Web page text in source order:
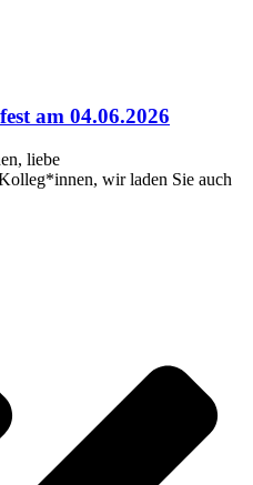
am 04.06.2026
liebe
wir laden Sie auch